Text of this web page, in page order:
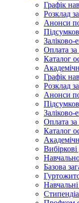
Графік
Розклад
Анонси
Заліково-
Оплата
Каталог
Графік
Розклад
Анонси
Заліково-
Оплата
Каталог
Базова